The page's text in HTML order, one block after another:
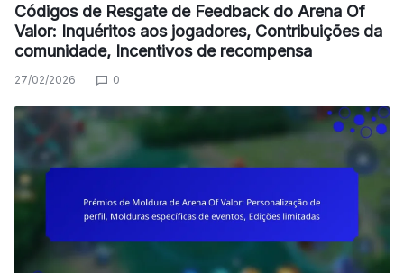
Códigos de Resgate de Feedback do Arena Of
Valor: Inquéritos aos jogadores, Contribuições da
comunidade, Incentivos de recompensa
27/02/2026 0